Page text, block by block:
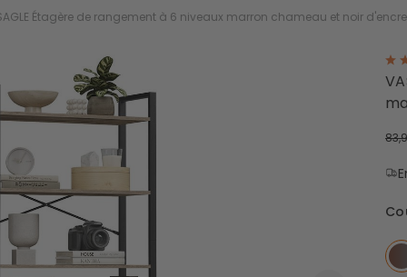
>
Meubles terrasse & jardin
Étagère de rangement à 6 niveaux marron chameau et noir d'encre